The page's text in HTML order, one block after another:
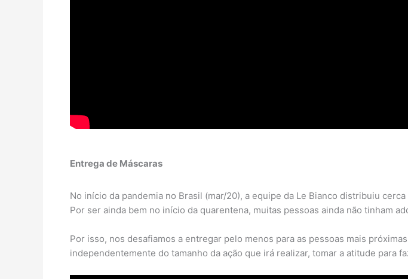
Entrega de Máscaras
No início da pandemia no Brasil (mar/20), a equipe da Le Bianco distribuiu
Por ser ainda bem no início da quarentena, muitas pessoas ainda não tinham
Por isso, nos desafiamos a entregar pelo menos para as pessoas mais
independentemente do tamanho da ação que irá realizar, tomar a atitude para